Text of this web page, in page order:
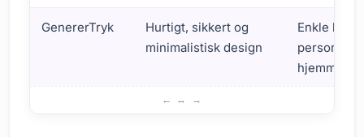
GenererTryk
Hurtigt, sikkert og
minimalistisk design
Enkle
personlige